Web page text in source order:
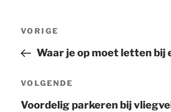
Bericht
Vorig
bericht
VORIGE
Waar je op moet letten bij
Volgend
bericht
VOLGENDE
Voordelig parkeren bij